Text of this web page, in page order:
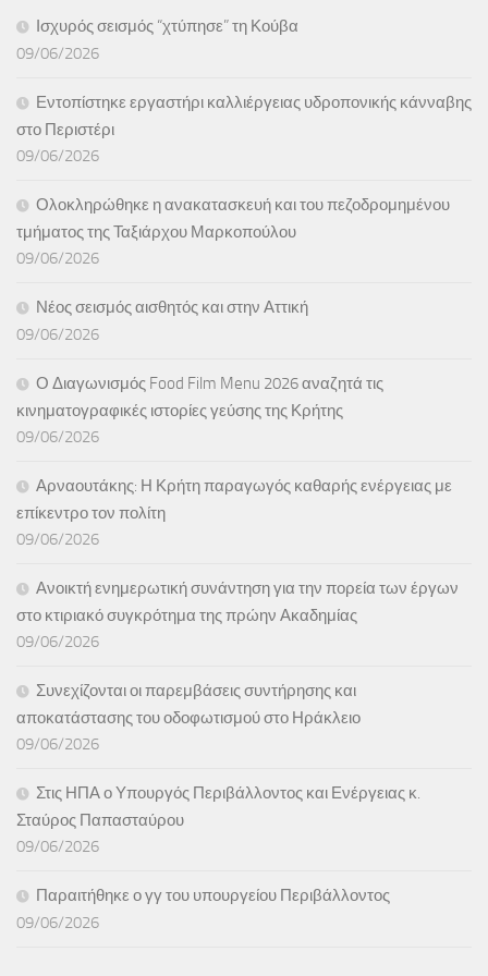
Ισχυρός σεισμός “χτύπησε” τη Κούβα
09/06/2026
Εντοπίστηκε εργαστήρι καλλιέργειας υδροπονικής κάνναβης
στο Περιστέρι
09/06/2026
Ολοκληρώθηκε η ανακατασκευή και του πεζοδρομημένου
τμήματος της Ταξιάρχου Μαρκοπούλου
09/06/2026
Νέος σεισμός αισθητός και στην Αττική
09/06/2026
Ο Διαγωνισμός Food Film Menu 2026 αναζητά τις
κινηματογραφικές ιστορίες γεύσης της Κρήτης
09/06/2026
Αρναουτάκης: Η Κρήτη παραγωγός καθαρής ενέργειας με
επίκεντρο τον πολίτη
09/06/2026
Ανοικτή ενημερωτική συνάντηση για την πορεία των έργων
στο κτιριακό συγκρότημα της πρώην Ακαδημίας
09/06/2026
Συνεχίζονται οι παρεμβάσεις συντήρησης και
αποκατάστασης του οδοφωτισμού στο Ηράκλειο
09/06/2026
Στις ΗΠΑ ο Υπουργός Περιβάλλοντος και Ενέργειας κ.
Σταύρος Παπασταύρου
09/06/2026
Παραιτήθηκε ο γγ του υπουργείου Περιβάλλοντος
09/06/2026